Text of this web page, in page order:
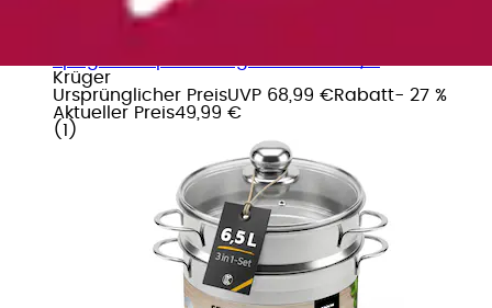
Krüger
Ursprünglicher PreisUVP 68,99 €Rabatt- 27 %
Aktueller Preis49,99 €
( 1 )